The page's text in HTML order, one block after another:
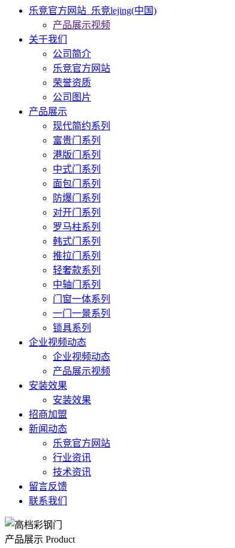
乐竞官方网站_乐竞lejing(中国)
产品展示视频
关于我们
公司简介
乐竞官方网站
荣誉资质
公司图片
产品展示
现代简约系列
富贵门系列
港版门系列
中式门系列
面包门系列
防爆门系列
对开门系列
罗马柱系列
韩式门系列
推拉门系列
轻奢款系列
中轴门系列
门窗一体系列
一门一景系列
锁具系列
企业视频动态
企业视频动态
产品展示视频
安装效果
安装效果
招商加盟
新闻动态
乐竞官方网站
行业资讯
技术资讯
留言反馈
联系我们
产品展示 Product